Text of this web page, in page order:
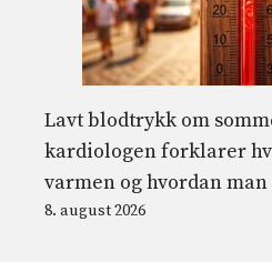
Lavt blodtrykk om
kardiologen forklarer
varmen og hvordan
8. august 2026